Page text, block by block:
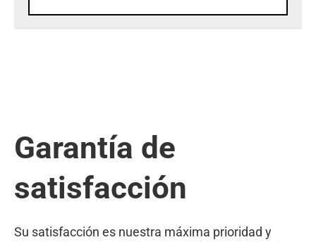
Garantía de
satisfacción
Su satisfacción es nuestra máxima prioridad y